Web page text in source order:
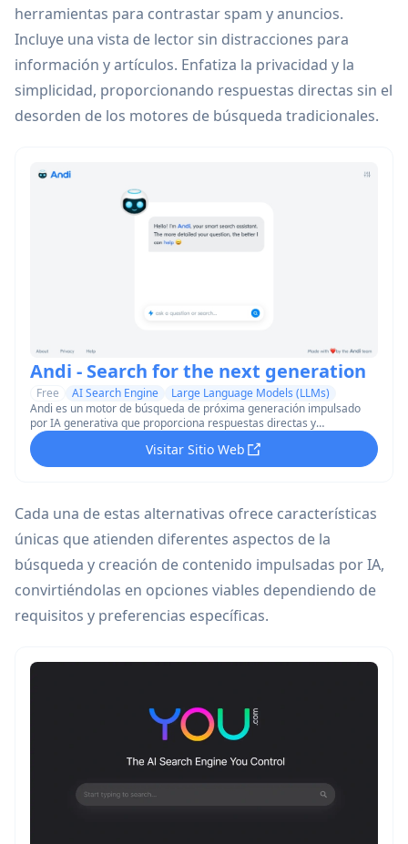
herramientas para contrastar spam y anuncios.
Incluye una vista de lector sin distracciones para
información y artículos. Enfatiza la privacidad y la
simplicidad, proporcionando respuestas directas sin el
desorden de los motores de búsqueda tradicionales.
Andi - Search for the next generation
Free AI Search Engine
Large Language Models (LLMs)
Andi es un motor de búsqueda de próxima generación impulsado
por IA generativa que proporciona respuestas directas y
explicaciones en lugar de solo enlaces.
Visitar Sitio Web
Cada una de estas alternativas ofrece características
únicas que atienden diferentes aspectos de la
búsqueda y creación de contenido impulsadas por IA,
convirtiéndolas en opciones viables dependiendo de
requisitos y preferencias específicas.